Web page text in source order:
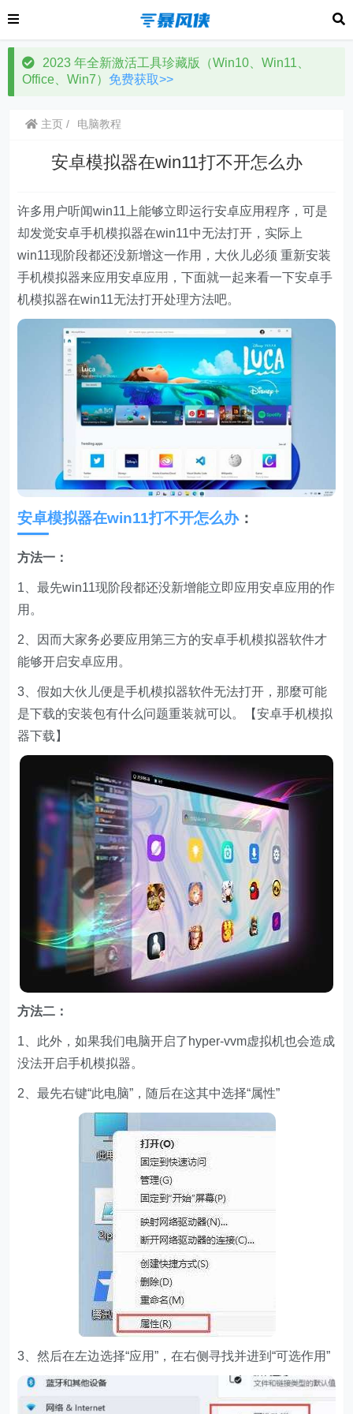
2023 年全新激活工具珍藏版（Win10、Win11、
Office、Win7） 免费获取>>
主页 电脑教程
安卓模拟器在win11打不开怎么办
许多用户听闻win11上能够立即运行安卓应用程序，可是
却发觉安卓手机模拟器在win11中无法打开，实际上
win11现阶段都还没新增这一作用，大伙儿必须 重新安装
手机模拟器来应用安卓应用，下面就一起来看一下安卓手
机模拟器在win11无法打开处理方法吧。
安卓模拟器在win11打不开怎么办：
方法一：
1、最先win11现阶段都还没新增能立即应用安卓应用的作
用。
2、因而大家务必要应用第三方的安卓手机模拟器软件才
能够开启安卓应用。
3、假如大伙儿便是手机模拟器软件无法打开，那麼可能
是下载的安装包有什么问题重装就可以。【安卓手机模拟
器下载】
方法二：
1、此外，如果我们电脑开启了hyper-vvm虚拟机也会造成
没法开启手机模拟器。
2、最先右键“此电脑”，随后在这其中选择“属性”
3、然后在左边选择“应用”，在右侧寻找并进到“可选作用”